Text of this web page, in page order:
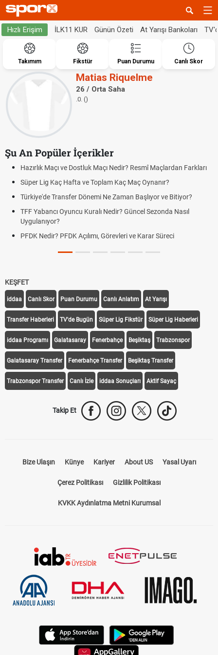
Hızlı Erişim İLK11 KUR Günün Özeti At Yarışı Bankoları
Takımım Fikstür Puan Durumu Canlı Skor
Matias Riquelme
26 / Orta Saha
.0. ()
Şu An Popüler İçerikler
Hazırlık Maçı ve Dostluk Maçı Nedir? Resmî Maçlardan Farkları
Süper Lig Kaç Hafta ve Toplam Kaç Maç Oynanır?
Türkiye'de Transfer Dönemi Ne Zaman Başlıyor ve Bitiyor?
TFF Yabancı Oyuncu Kuralı Nedir? Güncel Sezonda Nasıl
Uygulanıyor?
PFDK Nedir? PFDK Açılımı, Görevleri ve Karar Süreci
KEŞFET
iddaa Canlı Skor Puan Durumu Canlı Anlatım At Yarışı
Transfer Haberleri TV'de Bugün Süper Lig Fikstür Süper Lig Haberleri
iddaa Programı Galatasaray Fenerbahçe Beşiktaş Trabzonspor
Galatasaray Transfer Fenerbahçe Transfer Beşiktaş Transfer
Trabzonspor Transfer Canlı İzle iddaa Sonuçları Aktif Sayaç
Takip Et
Bize Ulaşın Künye Kariyer About US Yasal Uyarı
Çerez Politikası Gizlilik Politikası
KVKK Aydınlatma Metni Kurumsal